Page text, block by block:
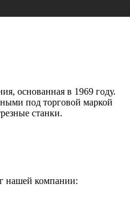
основанная в 1969 году.
под торговой маркой
станки.
нашей компании: